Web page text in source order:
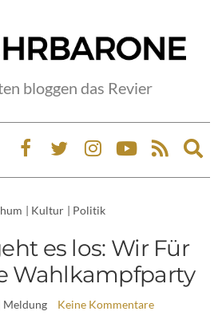
bloggen das Revier
| Kultur | Politik
es los: Wir Für
Wahlkampfparty
Meldung Keine Kommentare